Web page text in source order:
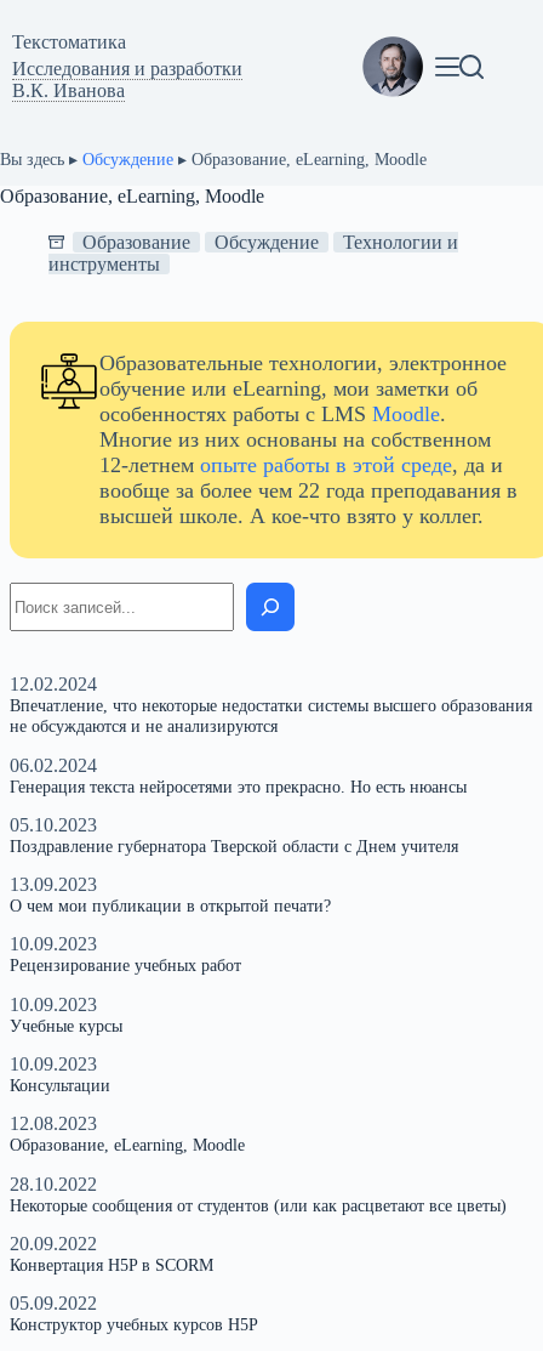
сути
Текстоматикa
Исследования и разработки
В.К. Иванова
Вы здесь ▸ Обсуждение ▸ Образование, eLearning, Moodle
Образование, eLearning, Moodle
Образование Обсуждение
Технологии и
инструменты
Образовательные технологии, электронное
обучение или eLearning, мои заметки об
особенностях работы с LMS Moodle.
Многие из них основаны на собственном
12-летнем опыте работы в этой среде, да и
вообще за более чем 22 года преподавания в
высшей школе. А кое-что взято у коллег.
12.02.2024
Впечатление, что некоторые недостатки системы высшего образования
не обсуждаются и не анализируются
06.02.2024
Генерация текста нейросетями это прекрасно. Но есть нюансы
05.10.2023
Поздравление губернатора Тверской области с Днем учителя
13.09.2023
О чем мои публикации в открытой печати?
10.09.2023
Рецензирование учебных работ
10.09.2023
Учебные курсы
10.09.2023
Консультации
12.08.2023
Образование, eLearning, Moodle
28.10.2022
Некоторые сообщения от студентов (или как расцветают все цветы)
20.09.2022
Конвертация H5P в SCORM
05.09.2022
Конструктор учебных курсов H5P